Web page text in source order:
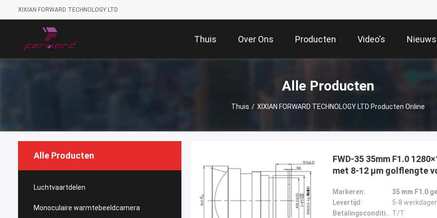
XIXIAN FORWARD TECHNOLOGY LTD
Thuis Over Ons Producten Video's Nieuws
Alle Producten
Thuis / XIXIAN FORWARD TECHNOLOGY LTD Producten Online
Alle Producten
Luchtvaartdelen
Monoculaire warmtebeeldcamera
FWD-35 35mm F1.0
met 8-12 μm golflengte
Markeren: 35 mm F1.0
Levertijd:
5-8
Betalingscondities: T/T